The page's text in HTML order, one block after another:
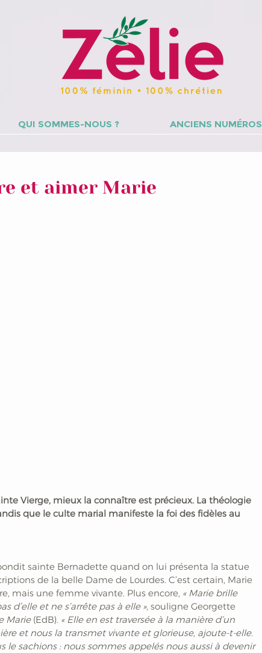
QUI SOMMES-NOUS ? ANCIENS NUMÉROS
et aimer Marie
Vierge, mieux la connaître est précieux. La théologie
que le culte marial manifeste la foi des fidèles au
sainte Bernadette quand on lui présenta la statue
de la belle Dame de Lourdes. C’est certain, Marie
mais une femme vivante. Plus encore, « Marie brille
d’elle et ne s’arrête pas à elle », souligne Georgette
Marie (EdB). « Elle en est traversée à la manière d’un
et nous la transmet vivante et glorieuse, ajoute-t-elle.
le sachions : nous sommes appelés nous aussi à devenir